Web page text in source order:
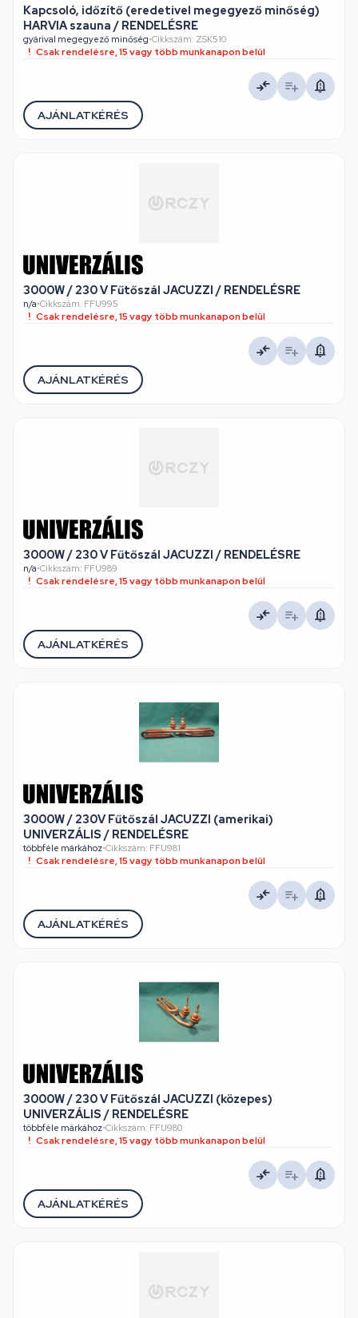
Kapcsoló, időzítő (eredetivel megegyező minőség)
HARVIA szauna / RENDELÉSRE
gyárival megegyező minőség•Cikkszám: ZSK510
Csak rendelésre, 15 vagy több munkanapon belül
AJÁNLATKÉRÉS
3000W / 230 V Fűtőszál JACUZZI / RENDELÉSRE
n/a•Cikkszám: FFU995
Csak rendelésre, 15 vagy több munkanapon belül
AJÁNLATKÉRÉS
3000W / 230 V Fűtőszál JACUZZI / RENDELÉSRE
n/a•Cikkszám: FFU989
Csak rendelésre, 15 vagy több munkanapon belül
AJÁNLATKÉRÉS
3000W / 230V Fűtőszál JACUZZI (amerikai)
UNIVERZÁLIS / RENDELÉSRE
többféle márkához•Cikkszám: FFU981
Csak rendelésre, 15 vagy több munkanapon belül
AJÁNLATKÉRÉS
3000W / 230 V Fűtőszál JACUZZI (közepes)
UNIVERZÁLIS / RENDELÉSRE
többféle márkához•Cikkszám: FFU980
Csak rendelésre, 15 vagy több munkanapon belül
AJÁNLATKÉRÉS